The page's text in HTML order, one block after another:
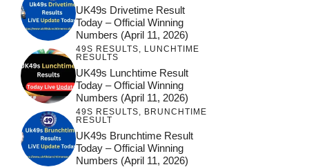
UK49s Drivetime Result
Today – Official Winning
Numbers (April 11, 2026)
49S RESULTS
LUNCHTIME
RESULTS
UK49s Lunchtime Result
Today – Official Winning
Numbers (April 11, 2026)
49S RESULTS
BRUNCHTIME
RESULT
UK49s Brunchtime Result
Today – Official Winning
Numbers (April 11, 2026)